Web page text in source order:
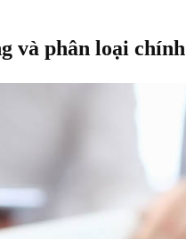
và phân loại chính